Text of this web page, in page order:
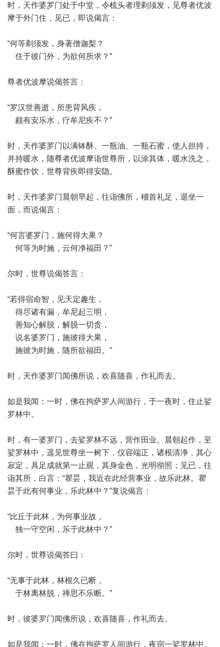
时，天作婆罗门处于中堂，令梳头者理剃须发，见尊者优波
摩于外门住，见已，即说偈言：
“何等剃须发，身著僧迦梨？
住于彼门外，为欲何所求？”
尊者优波摩说偈答言：
“罗汉世善逝，所患背风疾，
颇有安乐水，疗牟尼疾不？”
时，天作婆罗门以满钵酥、一瓶油、一瓶石蜜，使人担持，
并持暖水，随尊者优波摩诣世尊所，以涂其体，暖水洗之，
酥蜜作饮，世尊背疾即得安隐。
时，天作婆罗门晨朝早起，往诣佛所，稽首礼足，退坐一
面，而说偈言：
“何言婆罗门，施何得大果？
何等为时施，云何净福田？”
尔时，世尊说偈答言：
“若得宿命智，见天定趣生，
得尽诸有漏，牟尼起三明，
善知心解脱，解脱一切贪，
说名婆罗门，施彼得大果，
施彼为时施，随所欲福田。”
时，天作婆罗门闻佛所说，欢喜随喜，作礼而去。
如是我闻：一时，佛在拘萨罗人间游行，于一夜时，住止娑
罗林中。
时，有一婆罗门，去娑罗林不远，营作田业。晨朝起作，至
娑罗林中，遥见世尊坐一树下，仪容端正，诸根清净，其心
寂定，具足成就第一止观，其身金色，光明彻照；见已，往
诣其所，白言：“瞿昙，我近在此经营事业，故乐此林。瞿
昙于此有何事业，乐此林中？”复说偈言：
“比丘于此林，为何事业故，
独一守空闲，乐于此林中？”
尔时，世尊说偈答曰：
“无事于此林，林根久已断，
于林离林脱，禅思不乐断。”
时，彼婆罗门闻佛所说，欢喜随喜，作礼而去。
如是我闻：一时，佛在拘萨罗人间游行，夜宿一娑罗林中。